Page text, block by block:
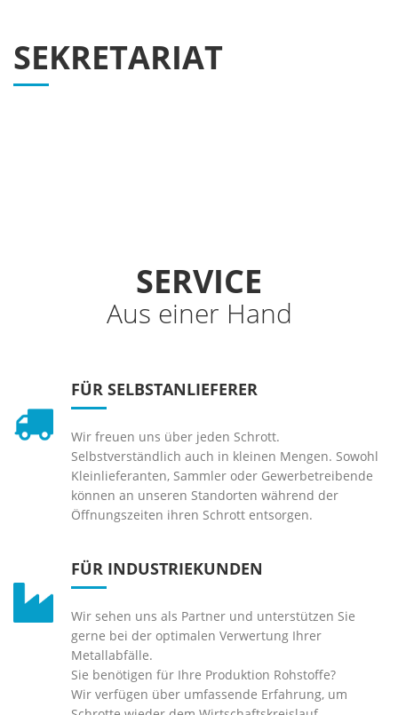
SEKRETARIAT
SERVICE
Aus einer Hand
FÜR SELBSTANLIEFERER
Wir freuen uns über jeden Schrott.
Selbstverständlich auch in kleinen Mengen. Sowohl
Kleinlieferanten, Sammler oder Gewerbetreibende
können an unseren Standorten während der
Öffnungszeiten ihren Schrott entsorgen.
FÜR INDUSTRIEKUNDEN
Wir sehen uns als Partner und unterstützen Sie
gerne bei der optimalen Verwertung Ihrer
Metallabfälle.
Sie benötigen für Ihre Produktion Rohstoffe?
Wir verfügen über umfassende Erfahrung, um